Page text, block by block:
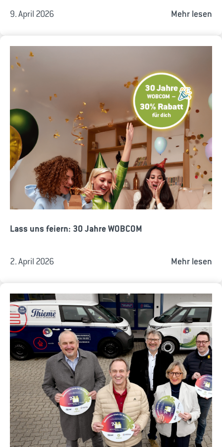
9. April 2026 Mehr lesen
Lass uns feiern: 30 Jahre WOBCOM
2. April 2026 Mehr lesen